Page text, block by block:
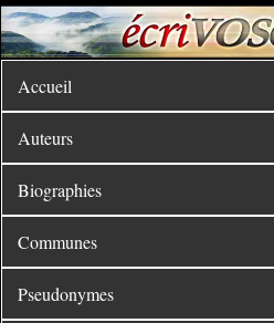
Accueil
Auteurs
Biographies
Communes
Pseudonymes